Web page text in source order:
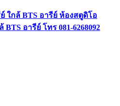
ใกล้ BTS อารีย์ ห้องสตูดิโอ
อารีย์ โทร 081-6268092